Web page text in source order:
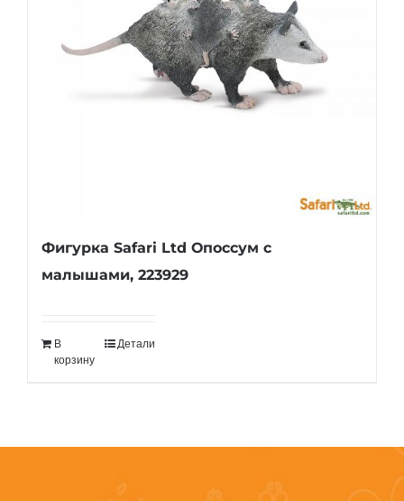
Фигурка Safari Ltd Опоссум с
малышами, 223929
В
корзину
Детали